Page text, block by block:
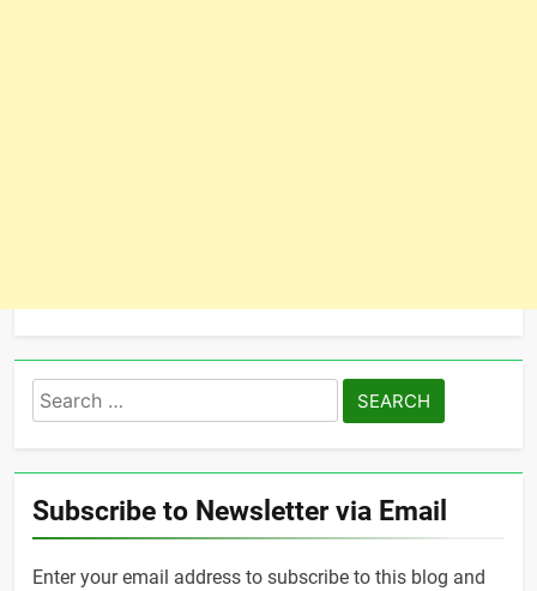
Search
for:
Subscribe to Newsletter via Email
Enter your email address to subscribe to this blog and